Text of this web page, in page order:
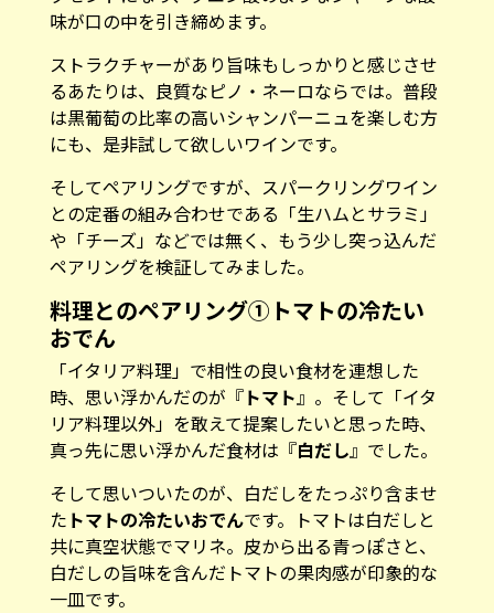
味が口の中を引き締めます。
ストラクチャーがあり旨味もしっかりと感じさせ
るあたりは、良質なピノ・ネーロならでは。普段
は黒葡萄の比率の高いシャンパーニュを楽しむ方
にも、是非試して欲しいワインです。
そしてペアリングですが、スパークリングワイン
との定番の組み合わせである「生ハムとサラミ」
や「チーズ」などでは無く、もう少し突っ込んだ
ペアリングを検証してみました。
料理とのペアリング①トマトの冷たい
おでん
「イタリア料理」で相性の良い食材を連想した
時、思い浮かんだのが『トマト 』。そして「イタ
リア料理以外」を敢えて提案したいと思った時、
真っ先に思い浮かんだ食材は『白だし』でした。
そして思いついたのが、白だしをたっぷり含ませ
た トマトの冷たいおでんです。トマトは白だしと
共に真空状態でマリネ。皮から出る青っぽさと、
白だしの旨味を含んだトマトの果肉感が印象的な
一皿です。